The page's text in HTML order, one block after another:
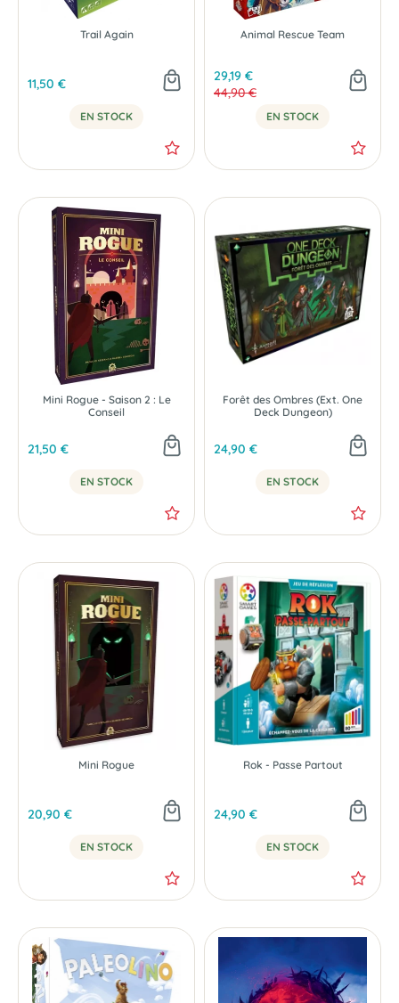
Trail Again
11,50 €
EN STOCK
Animal Rescue Team
29,19 €
44,90 €
EN STOCK
Mini Rogue - Saison 2 : Le
Conseil
21,50 €
EN STOCK
Forêt des Ombres (Ext. One
Deck Dungeon)
24,90 €
EN STOCK
Mini Rogue
20,90 €
EN STOCK
Rok - Passe Partout
24,90 €
EN STOCK